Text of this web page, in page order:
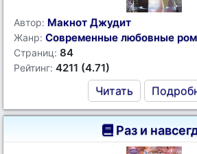
Автор: Макнот Джудит
Жанр: Современные любовные
Страниц: 84
Рейтинг: 4211 (4.71)
Читать
Раз и